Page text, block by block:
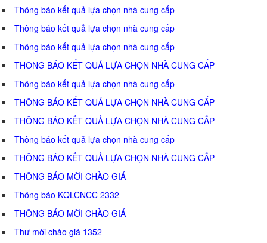
Thông báo kết quả lựa chọn nhà cung cấp
Thông báo kết quả lựa chọn nhà cung cấp
Thông báo kết quả lựa chọn nhà cung cấp
THÔNG BÁO KẾT QUẢ LỰA CHỌN NHÀ CUNG CẤP
Thông báo kết quả lựa chọn nhà cung cấp
THÔNG BÁO KẾT QUẢ LỰA CHỌN NHÀ CUNG CẤP
THÔNG BÁO KẾT QUẢ LỰA CHỌN NHÀ CUNG CẤP
Thông báo kết quả lựa chọn nhà cung cấp
THÔNG BÁO KẾT QUẢ LỰA CHỌN NHÀ CUNG CẤP
THÔNG BÁO MỜI CHÀO GIÁ
Thông báo KQLCNCC 2332
THÔNG BÁO MỜI CHÀO GIÁ
Thư mời chào giá 1352